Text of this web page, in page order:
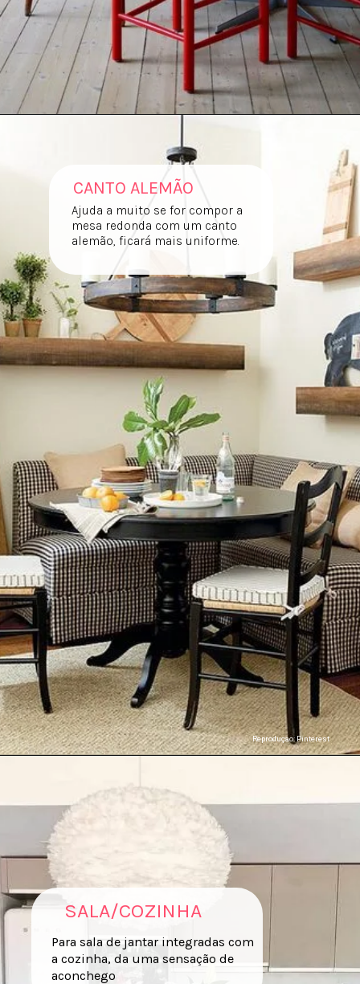
CANTO ALEMÃO
Ajuda a muito se for compor a
mesa redonda com um canto
alemão, ficará mais uniforme.
Reproduçao: Pinterest
SALA/COZINHA
Para sala de jantar integradas com
a cozinha, da uma sensação de
aconchego